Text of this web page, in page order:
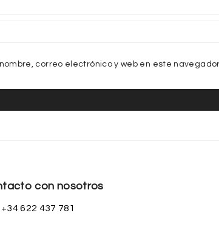
correo electrónico y web en este
con nosotros
622 437 781